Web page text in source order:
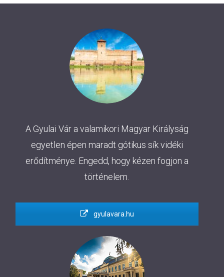
A Gyulai Vár a valamikori Magyar Királyság
egyetlen épen maradt gótikus sík vidéki
erődítménye. Engedd, hogy kézen fogjon a
történelem.
gyulavara.hu